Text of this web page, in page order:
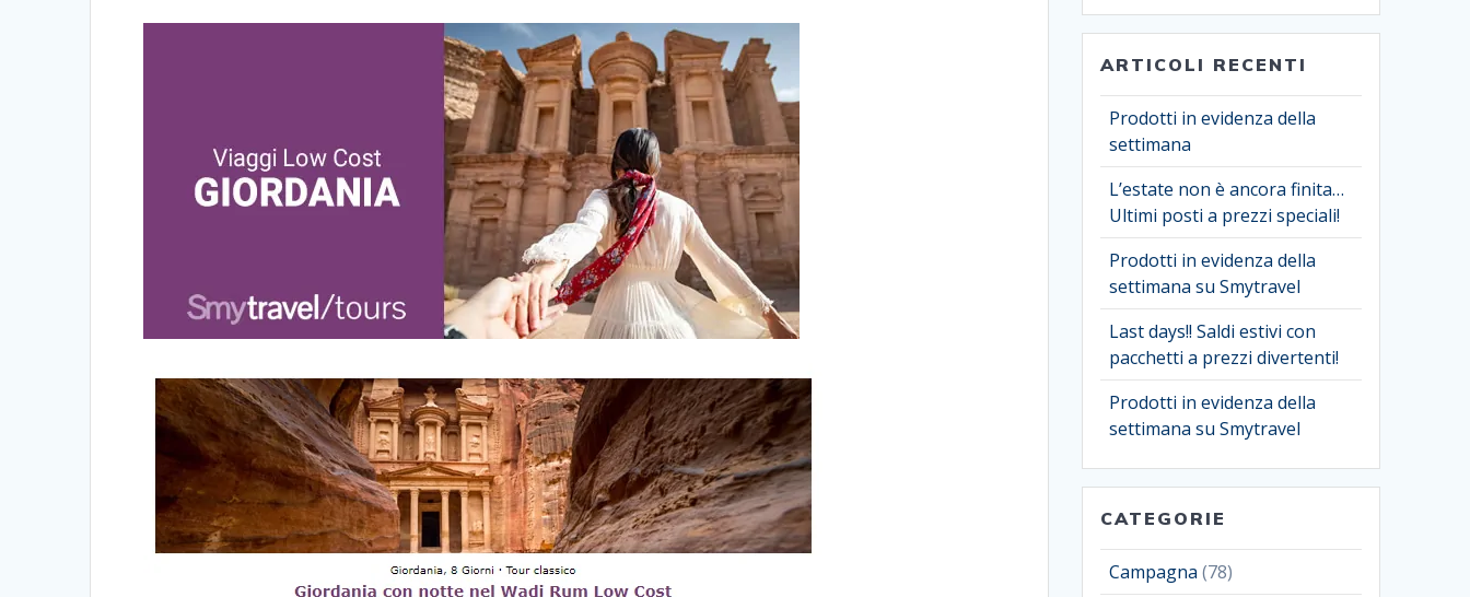
ARTICOLI RECENTI
Prodotti in evidenza della
settimana
L’estate non è ancora finita…
Ultimi posti a prezzi speciali!
Prodotti in evidenza della
settimana su Smytravel
Last days!! Saldi estivi con
pacchetti a prezzi divertenti!
Prodotti in evidenza della
settimana su Smytravel
CATEGORIE
Campagna (78)